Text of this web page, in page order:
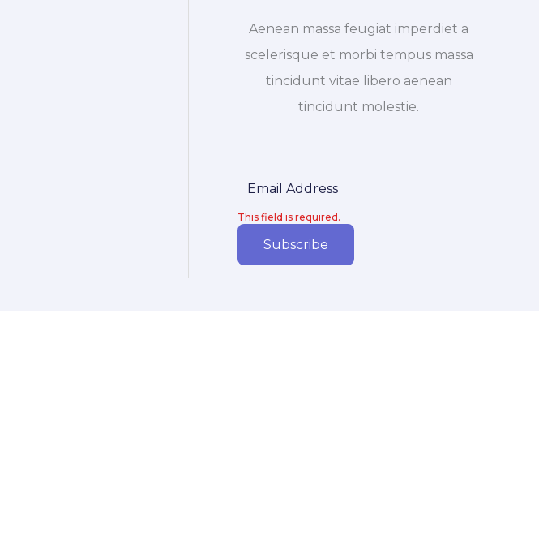
Aenean massa feugiat imperdiet a
scelerisque et morbi tempus massa
tincidunt vitae libero aenean
tincidunt molestie.
This field is required.
Subscribe